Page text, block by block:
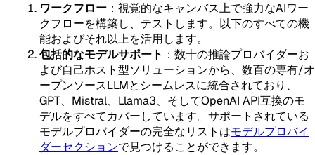
ワークフロー ：視覚的なキャンバス上で強力なAIワー
クフローを構築し、テストします。以下のすべての機
能およびそれ以上を活用します。
包括的なモデルサポート ：数十の推論プロバイダーお
よび自己ホスト型ソリューションから、数百の専有/オ
ープンソースLLMとシームレスに統合されており、
GPT、Mistral、Llama3、そしてOpenAI API互換のモ
デルをすべてカバーしています。サポートされている
モデルプロバイダーの完全なリストはモデルプロバイ
ダーセクションで見つけることができます。